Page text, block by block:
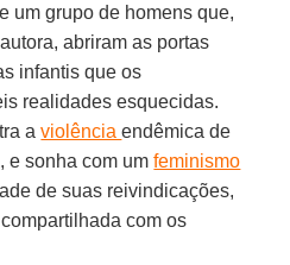
um grupo de homens que,
abriram as portas
infantis que os
realidades esquecidas.
aviolênciaendêmica de
e sonha com umfeminismo
de suas reivindicações,
com os